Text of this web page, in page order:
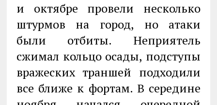
и октябре провели несколько
штурмов на город, но атаки
были отбиты. Неприятель
сжимал кольцо осады, подступы
вражеских траншей подходили
все ближе к фортам. В середине